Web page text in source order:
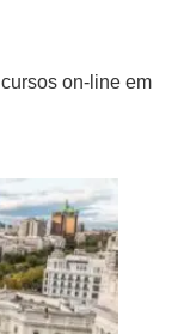
on-line em